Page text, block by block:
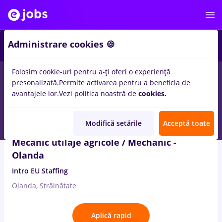
locuri de muncamechanic
Mecanic utilaje agricole / Mechanic -
Olanda
Intro EU Staffing
Olanda, Străinătate
Aplică rapid
Administrare cookies 🍪
Folosim cookie-uri pentru a-ți oferi o experiență
presonalizată.Permite activarea pentru a beneficia de
avantajele lor.Vezi politica noastră de cookies.
Modifică setările Acceptă toate